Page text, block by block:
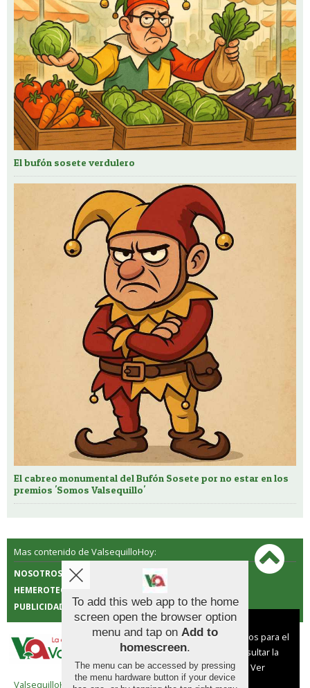
El bufón sosete verdulero
El cabreo monumental del Bufón Sosete por no estar en los
premios 'Somos Valsequillo'
Mas contenido de ValsequilloHoy:
NOSOTROS
CONTACTO
HEMEROTECA
POLÍTICA DE COOKIES
PUBLICIDAD
ValsequilloHoy |Términos de uso|Protección de
Aviso sobre el Uso de cookies:
Utilizamos cookies nuestras y de terceros para el
funcionamiento del digital. Puedes consultar la
lista de cookies y como desconectarlas.
Ver
nuestra Política de Privacidad y Cookies
To add this web app to the home
screen open the browser option
menu and tap on Add to
homescreen.
The menu can be accessed by pressing
the menu hardware button if your device